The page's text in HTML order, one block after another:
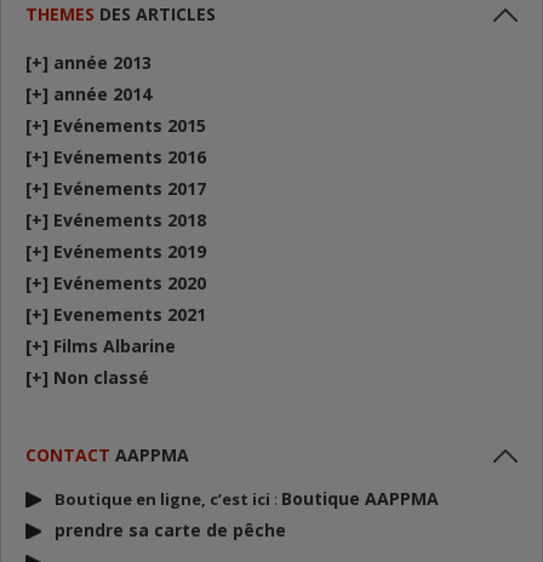
THEMES DES ARTICLES
[+] année 2013
[+] année 2014
[+] Evénements 2015
[+] Evénements 2016
[+] Evénements 2017
[+] Evénements 2018
[+] Evénements 2019
[+] Evénements 2020
[+] Evenements 2021
[+] Films Albarine
[+] Non classé
CONTACT AAPPMA
Boutique en ligne, c’est ici : Boutique AAPPMA
prendre sa carte de pêche